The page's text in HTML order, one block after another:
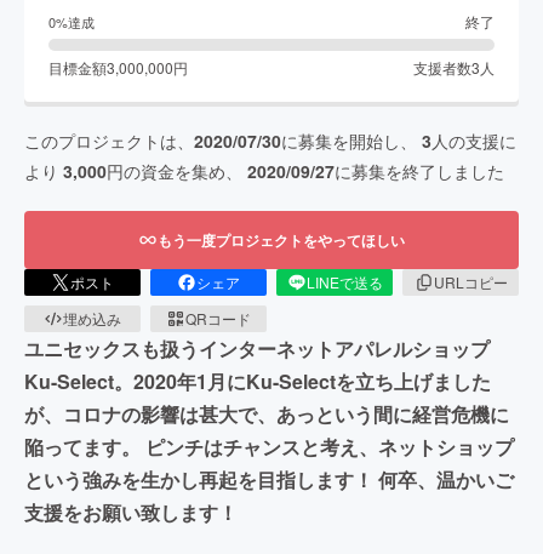
0%達成 終了
目標金額3,000,000円 支援者数3 人
このプロジェクトは、 2020/07/30に募集を開始し、 3人の支援に
より 3,000円の資金を集め、 2020/09/27に募集を終了しました
もう一度プロジェクトをやってほしい
ポスト シェア LINEで送る
URLコピー
埋め込み
QRコード
ユニセックスも扱うインターネットアパレルショップ
Ku-Select。2020年1月にKu-Selectを立ち上げました
が、コロナの影響は甚大で、あっという間に経営危機に
陥ってます。 ピンチはチャンスと考え、ネットショップ
という強みを生かし再起を目指します！ 何卒、温かいご
支援をお願い致します！